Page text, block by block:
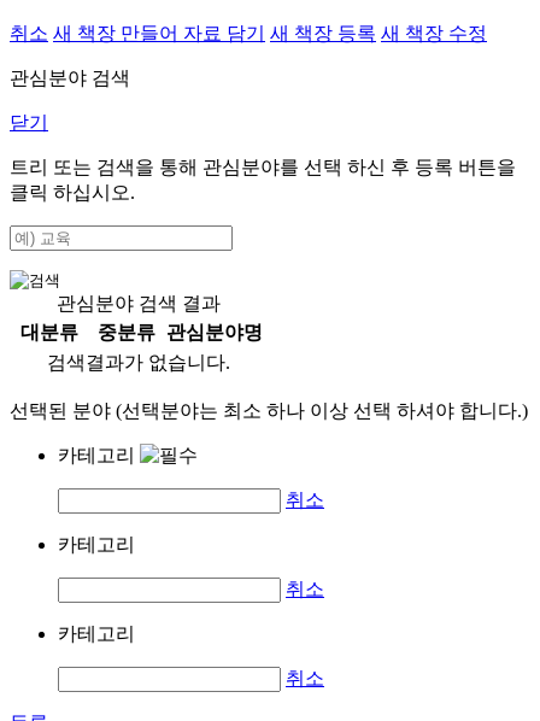
취소 새 책장 만들어 자료 담기 새 책장 등록 새 책장 수정
관심분야 검색
닫기
트리 또는 검색을 통해 관심분야를 선택 하신 후 등록 버튼을
클릭 하십시오.
관심분야 검색 결과
대분류
중분류
관심분야명
검색결과가 없습니다.
선택된 분야 (선택분야는 최소 하나 이상 선택 하셔야 합니다.)
카테고리
취소
카테고리
취소
카테고리
취소